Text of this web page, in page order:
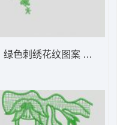
绿色刺绣花纹图案 大花样